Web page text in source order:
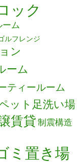
ック
ム
ルフレンジ
ン
ーム
ティールーム
ット足洗い場
賃貸制震構造
ミ置き場